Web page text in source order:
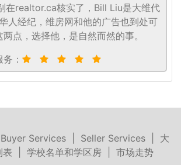
在realtor.ca核实了，Bill Liu是大维代
人经纪，维房网和他的广告也到处可
两点，选择他，是自然而然的事。
务：
Buyer Services| Seller Services| 大
表
学校名单和学区房 市场走势